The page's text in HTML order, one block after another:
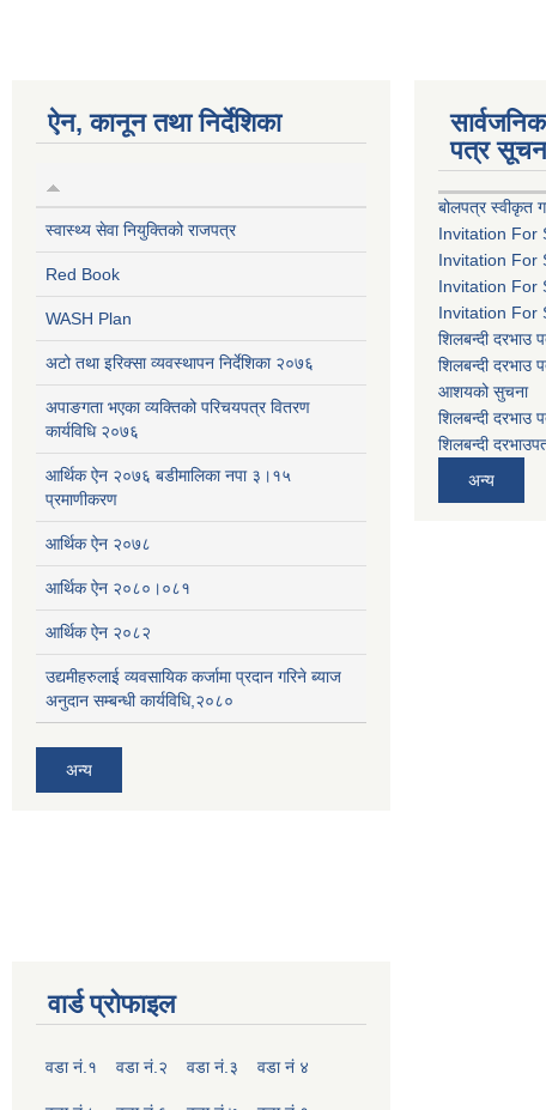
ऐन, कानून तथा निर्देशिका
स्वास्थ्य सेवा नियुक्तिको राजपत्र
Red Book
WASH Plan
अटो तथा इरिक्सा व्यवस्थापन निर्देशिका २०७६
अपाङगता भएका व्यक्तिको परिचयपत्र वितरण
कार्यविधि २०७६
आर्थिक ऐन २०७६ बडीमालिका नपा ३।१५
प्रमाणीकरण
आर्थिक ऐन २०७८
आर्थिक ऐन २०८०।०८१
आर्थिक ऐन २०८२
उद्यमीहरुलाई व्यवसायिक कर्जामा प्रदान गरिने ब्याज
अनुदान सम्बन्धी कार्यविधि,२०८०
अन्य
पत्र
बोलपत्र स्वीकृत
Invitation For
Invitation For
Invitation For
Invitation For
शिलबन्दी
शिलबन्दी
आशयको सुचना
शिलबन्दी
शिलबन्दी
अन्य
वार्ड प्रोफाइल
वडा नं.१ वडा नं.२ वडा नं.३ वडा नं ४